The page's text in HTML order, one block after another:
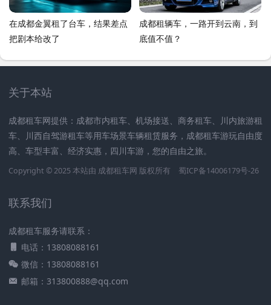
在成都金翼租了台车，结果差点
把剧本给改了
成都租辆车，一路开到云南，到
底值不值？
关于本站
成都租车网提供：成都市内租车、机场接送、商务租车、川内旅游租
车、川西自驾游租车等用车场景车辆租赁服务，成都租车游玩自由度
高、车型丰富、经济实惠，四川车游，您的自由之旅。
Copyright © 2025 本站由 成都租车网 版权所有 蜀ICP备14006179号-26
联系我们
成都租车服务请联系：
电话：13808088161
微信：13808088161
邮箱：313800888@qq.com